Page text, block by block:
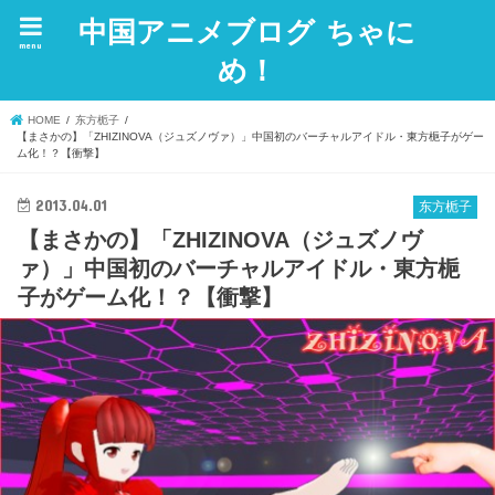
中国アニメブログ ちゃに
め！
menu
HOME
东方栀子
【まさかの】「ZHIZINOVA（ジュズノヴァ）」中国初のバーチャルアイドル・東方梔子がゲー
ム化！？【衝撃】
东方栀子
2013.04.01
【まさかの】「ZHIZINOVA（ジュズノヴ
ァ）」中国初のバーチャルアイドル・東方梔
子がゲーム化！？【衝撃】